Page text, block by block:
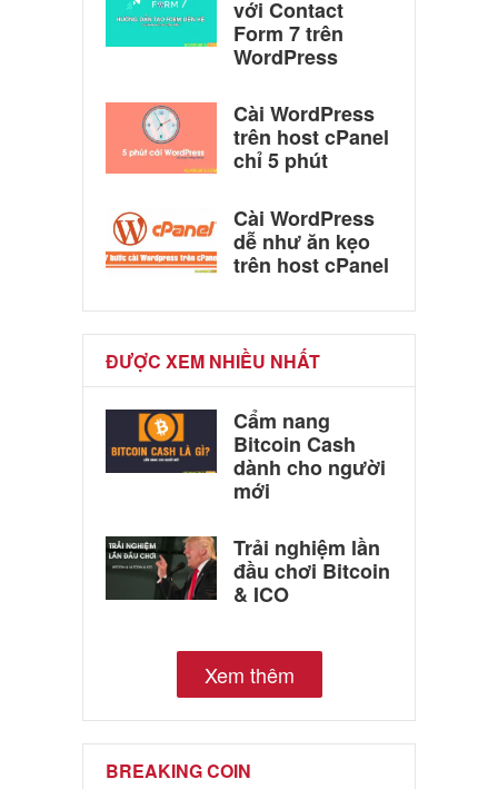
với Contact
Form 7 trên
WordPress
Cài WordPress
trên host cPanel
chỉ 5 phút
Cài WordPress
dễ như ăn kẹo
trên host cPanel
ĐƯỢC XEM NHIỀU NHẤT
Cẩm nang
Bitcoin Cash
dành cho người
mới
Trải nghiệm lần
đầu chơi Bitcoin
& ICO
Xem thêm
BREAKING COIN